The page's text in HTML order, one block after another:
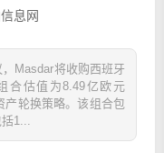
息网
Masdar将收购西班牙
合估值为8.49亿欧元
产轮换策略。该组合包
1...